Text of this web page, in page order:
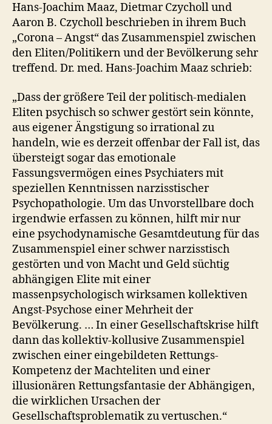
Hans-Joachim Maaz, Dietmar Czycholl und
Aaron B. Czycholl beschrieben in ihrem Buch
„Corona – Angst“ das Zusammenspiel zwischen
den Eliten/Politikern und der Bevölkerung sehr
treffend. Dr. med. Hans-Joachim Maaz schrieb:
„Dass der größere Teil der politisch-medialen
Eliten psychisch so schwer gestört sein könnte,
aus eigener Ängstigung so irrational zu
handeln, wie es derzeit offenbar der Fall ist, das
übersteigt sogar das emotionale
Fassungsvermögen eines Psychiaters mit
speziellen Kenntnissen narzisstischer
Psychopathologie. Um das Unvorstellbare doch
irgendwie erfassen zu können, hilft mir nur
eine psychodynamische Gesamtdeutung für das
Zusammenspiel einer schwer narzisstisch
gestörten und von Macht und Geld süchtig
abhängigen Elite mit einer
massenpsychologisch wirksamen kollektiven
Angst-Psychose einer Mehrheit der
Bevölkerung. … In einer Gesellschaftskrise hilft
dann das kollektiv-kollusive Zusammenspiel
zwischen einer eingebildeten Rettungs-
Kompetenz der Machteliten und einer
illusionären Rettungsfantasie der Abhängigen,
die wirklichen Ursachen der
Gesellschaftsproblematik zu vertuschen.“